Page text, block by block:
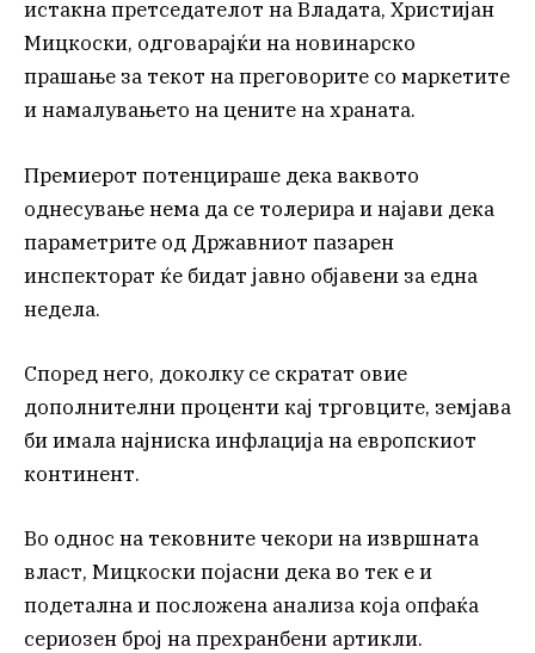
истакна претседателот на Владата, Христијан
Мицкоски, одговарајќи на новинарско
прашање за текот на преговорите со маркетите
и намалувањето на цените на храната.
Премиерот потенцираше дека ваквото
однесување нема да се толерира и најави дека
параметрите од Државниот пазарен
инспекторат ќе бидат јавно објавени за една
недела.
Според него, доколку се скратат овие
дополнителни проценти кај трговците, земјава
би имала најниска инфлација на европскиот
континент.
Во однос на тековните чекори на извршната
власт, Мицкоски појасни дека во тек е и
подетална и посложена анализа која опфаќа
сериозен број на прехранбени артикли.